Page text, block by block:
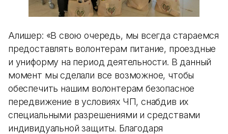
Алишер: «В свою очередь, мы всегда стараемся
предоставлять волонтерам питание, проездные
и униформу на период деятельности. В данный
момент мы сделали все возможное, чтобы
обеспечить нашим волонтерам безопасное
передвижение в условиях ЧП, снабдив их
специальными разрешениями и средствами
индивидуальной защиты. Благодаря